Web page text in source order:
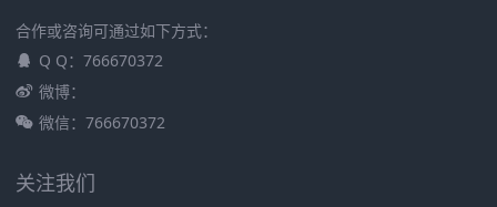
合作或咨询可通过如下方式：
Q Q：766670372
微博：
微信：766670372
关注我们